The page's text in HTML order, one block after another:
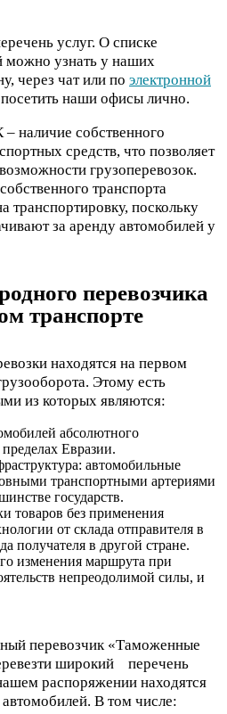
услуг. О списке
можно узнать у наших
через чат или по электронной
наши офисы лично.
наличие собственного
средств, что позволяет
грузоперевозок.
транспорта
транспортировку, поскольку
за аренду автомобилей у
перевозчика
транспорте
находятся на первом
Этому есть
из которых являются:
абсолютного
Евразии.
автомобильные
транспортными артериями
государств.
товаров без применения
от склада отправителя в
получателя в другой стране.
изменения маршрута при
непреодолимой силы, и
перевозчик «Таможенные
широкий перечень
распоряжении находятся
В том числе: